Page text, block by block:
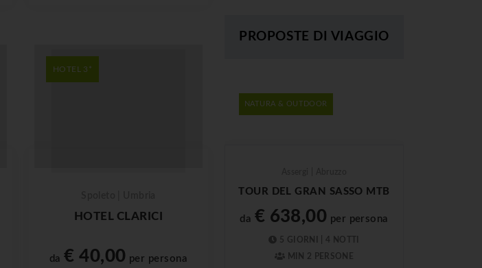
HOTEL 3*
HOTEL CLARICI
da€ 40,00 per persona
PROPOSTE DI VIAGGIO
NATURA & OUTDOOR
TOUR DEL GRAN SASSO MTB
da € 638,00 per persona
5 GIORNI | 4 NOTTI
MIN 2 PERSONE